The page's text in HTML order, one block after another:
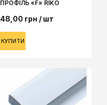
ПРОФІЛЬ «F» RIKO
48,00 грн / шт
КУПИТИ